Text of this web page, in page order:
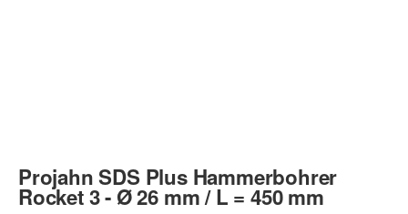
Projahn SDS Plus Hammerbohrer
Rocket 3 - Ø 26 mm / L = 450 mm